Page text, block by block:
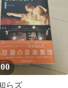
らズ